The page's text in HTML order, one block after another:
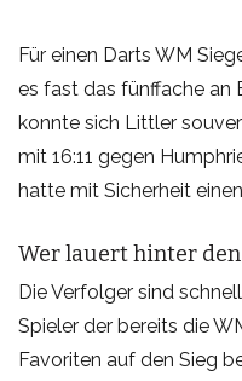
Für einen Darts WM
es fast das fünffache an
konnte sich Littler
mit 16:11 gegen
hatte mit Sicherheit
Wer lauert hinter den
Die Verfolger sind
Spieler der bereits die
Favoriten auf den Sieg